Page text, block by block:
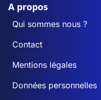
A propos
Qui sommes nous ?
Contact
Mentions légales
Données personnelles